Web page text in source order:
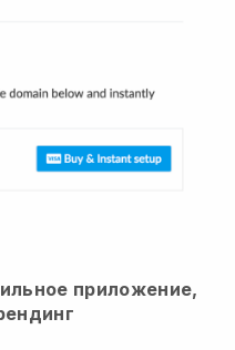
приложение,